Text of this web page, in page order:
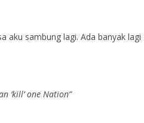
aku sambung lagi. Ada banyak lagi
‘kill’ one Nation”